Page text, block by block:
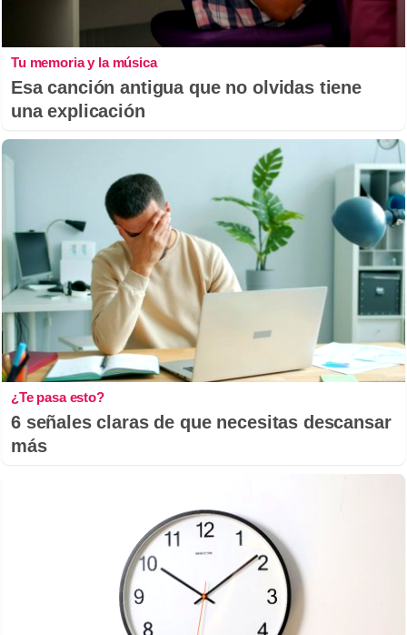
Tu memoria y la música
Esa canción antigua que no olvidas tiene
una explicación
¿Te pasa esto?
6 señales claras de que necesitas descansar
más